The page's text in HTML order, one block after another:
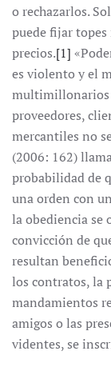
o rechazarlos.
puede fijar
precios.[1]
es violento y el
multimillonarios
proveedores,
mercantiles no
(2006: 162)
probabilidad de
una orden con
la obediencia se
convicción de
resultan
los contratos, la
mandamientos
amigos o las
videntes, se